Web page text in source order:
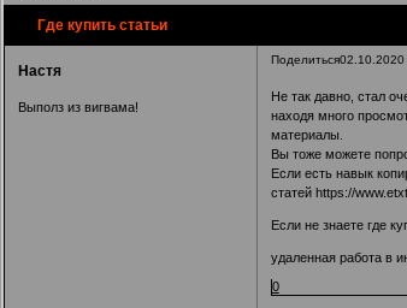
Где купить статьи
Поделиться02.10.2020
Настя
Выполз из вигвама!
Не так давно, стал
находя много
материалы.
Вы тоже можете
Если есть навык
статей https://
Если не знаете где
удаленная работа в
0